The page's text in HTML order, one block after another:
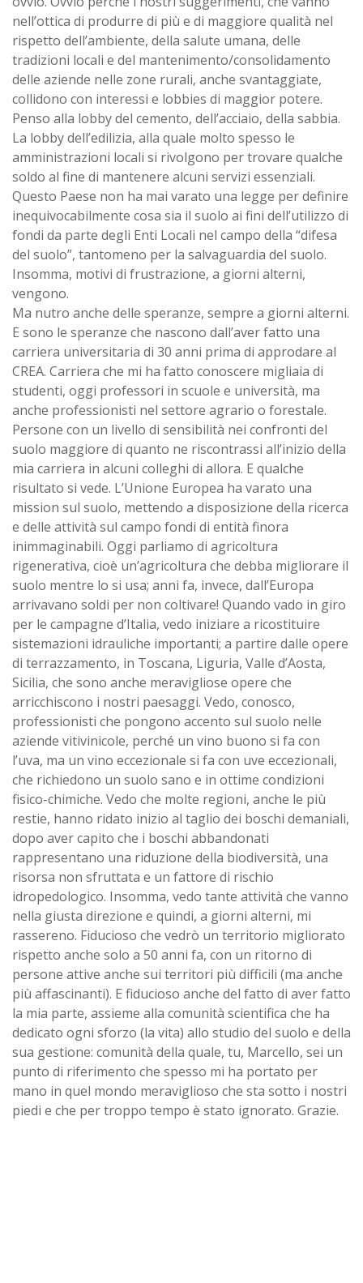
nell’ottica di produrre di più e di maggiore qualità nel
rispetto dell’ambiente, della salute umana, delle
tradizioni locali e del mantenimento/consolidamento
delle aziende nelle zone rurali, anche svantaggiate,
collidono con interessi e lobbies di maggior potere.
Penso alla lobby del cemento, dell’acciaio, della sabbia.
La lobby dell’edilizia, alla quale molto spesso le
amministrazioni locali si rivolgono per trovare qualche
soldo al fine di mantenere alcuni servizi essenziali.
Questo Paese non ha mai varato una legge per definire
inequivocabilmente cosa sia il suolo ai fini dell’utilizzo di
fondi da parte degli Enti Locali nel campo della “difesa
del suolo”, tantomeno per la salvaguardia del suolo.
Insomma, motivi di frustrazione, a giorni alterni,
vengono.
Ma nutro anche delle speranze, sempre a giorni alterni.
E sono le speranze che nascono dall’aver fatto una
carriera universitaria di 30 anni prima di approdare al
CREA. Carriera che mi ha fatto conoscere migliaia di
studenti, oggi professori in scuole e università, ma
anche professionisti nel settore agrario o forestale.
Persone con un livello di sensibilità nei confronti del
suolo maggiore di quanto ne riscontrassi all’inizio della
mia carriera in alcuni colleghi di allora. E qualche
risultato si vede. L’Unione Europea ha varato una
mission sul suolo, mettendo a disposizione della ricerca
e delle attività sul campo fondi di entità finora
inimmaginabili. Oggi parliamo di agricoltura
rigenerativa, cioè un’agricoltura che debba migliorare il
suolo mentre lo si usa; anni fa, invece, dall’Europa
arrivavano soldi per non coltivare! Quando vado in giro
per le campagne d’Italia, vedo iniziare a ricostituire
sistemazioni idrauliche importanti; a partire dalle opere
di terrazzamento, in Toscana, Liguria, Valle d’Aosta,
Sicilia, che sono anche meravigliose opere che
arricchiscono i nostri paesaggi. Vedo, conosco,
professionisti che pongono accento sul suolo nelle
aziende vitivinicole, perché un vino buono si fa con
l’uva, ma un vino eccezionale si fa con uve eccezionali,
che richiedono un suolo sano e in ottime condizioni
fisico-chimiche. Vedo che molte regioni, anche le più
restie, hanno ridato inizio al taglio dei boschi demaniali,
dopo aver capito che i boschi abbandonati
rappresentano una riduzione della biodiversità, una
risorsa non sfruttata e un fattore di rischio
idropedologico. Insomma, vedo tante attività che vanno
nella giusta direzione e quindi, a giorni alterni, mi
rassereno. Fiducioso che vedrò un territorio migliorato
rispetto anche solo a 50 anni fa, con un ritorno di
persone attive anche sui territori più difficili (ma anche
più affascinanti). E fiducioso anche del fatto di aver fatto
la mia parte, assieme alla comunità scientifica che ha
dedicato ogni sforzo (la vita) allo studio del suolo e della
sua gestione: comunità della quale, tu, Marcello, sei un
punto di riferimento che spesso mi ha portato per
mano in quel mondo meraviglioso che sta sotto i nostri
piedi e che per troppo tempo è stato ignorato. Grazie.